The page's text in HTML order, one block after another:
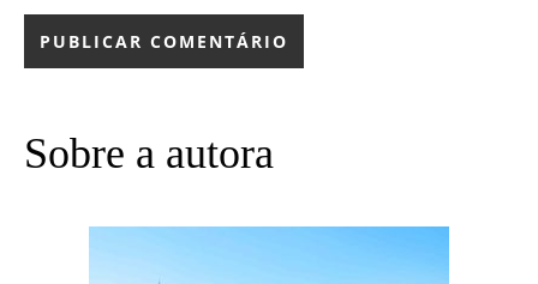
Sobre a autora